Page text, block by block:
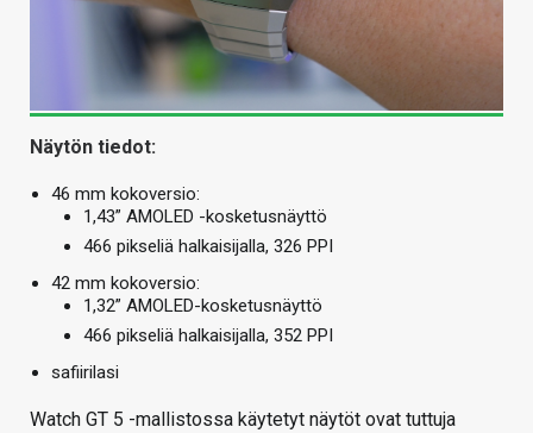
Näytön tiedot:
46 mm kokoversio:
1,43” AMOLED -kosketusnäyttö
466 pikseliä halkaisijalla, 326 PPI
42 mm kokoversio:
1,32” AMOLED-kosketusnäyttö
466 pikseliä halkaisijalla, 352 PPI
safiirilasi
Watch GT 5 -mallistossa käytetyt näytöt ovat tuttuja